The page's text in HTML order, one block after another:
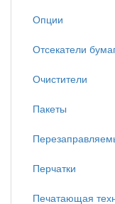
Опции
Отсекатели
Очистители
Пакеты
Перчатки
Печатающая